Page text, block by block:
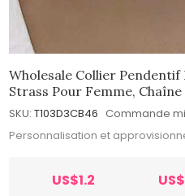
Wholesale Collier
Strass Pour Femme,
SKU: T103D3CB46 Commande
Personnalisation et
US$1.2